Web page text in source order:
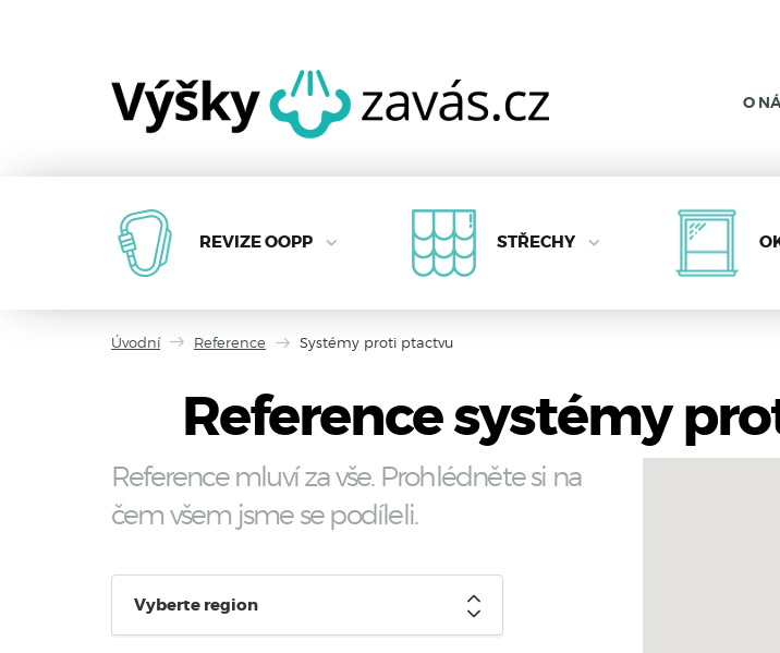
O
REVIZE OOPP STŘECHY
Úvodní Reference Systémy proti ptactvu
Reference systémy
Reference mluví za vše. Prohlédněte si na
čem všem jsme se podíleli.
Vyberte region